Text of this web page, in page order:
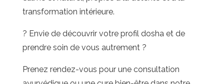
transformation intérieure.
? Envie de découvrir votre profil dosha et de
prendre soin de vous autrement ?
Prenez rendez-vous pour une consultation